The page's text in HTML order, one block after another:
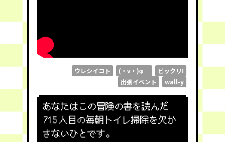
ウレシイコト (・v・)φ＿
ビックリ!
出張イベント
wall-y
あなたはこの冒険の書を読んだ
715 人目の毎朝トイレ掃除を欠か
さないひとです。